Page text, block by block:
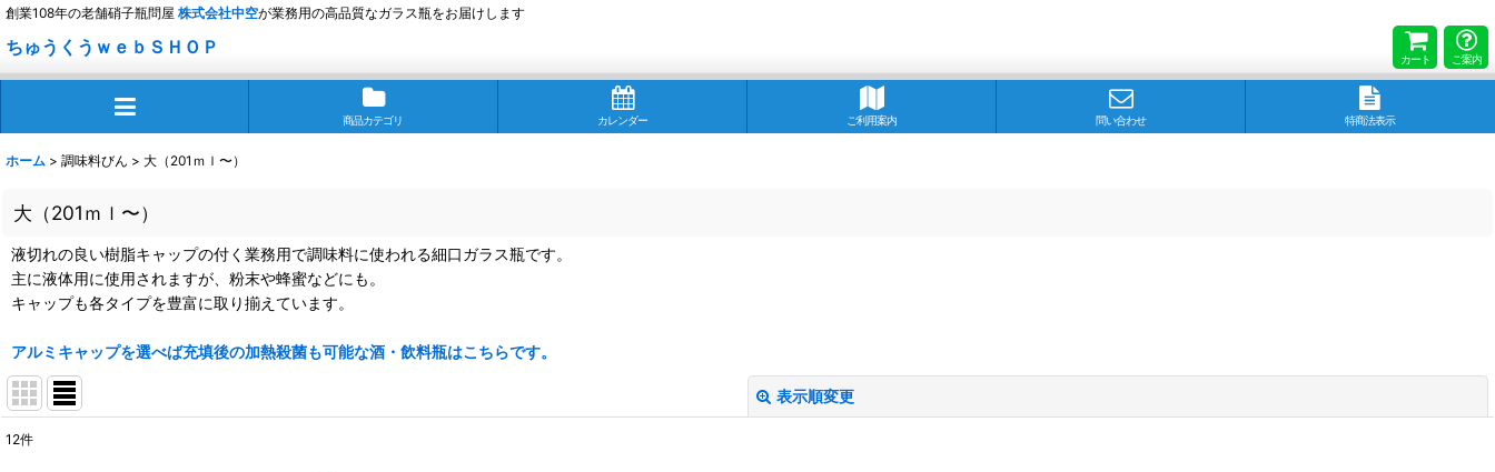
創業108年の老舗硝子瓶問屋 株式会社中空が業務用の高品質なガラス瓶をお届けします
ちゅうくうｗｅｂＳＨＯＰ
カート ご案内
商品カテゴリ カレンダー ご利用案内 問い合わせ 特商法表示
ホーム > 調味料びん > 大（201ｍｌ〜）
大（201ｍｌ〜）
液切れの良い樹脂キャップの付く業務用で調味料に使われる細口ガラス瓶です。
主に液体用に使用されますが、粉末や蜂蜜などにも。
キャップも各タイプを豊富に取り揃えています。
アルミキャップを選べば充填後の加熱殺菌も可能な酒・飲料瓶はこちらです。
表示順変更
12件